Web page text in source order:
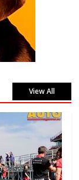
View All